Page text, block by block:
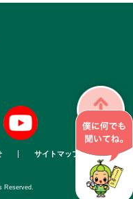
サイトマップ
Reserved.